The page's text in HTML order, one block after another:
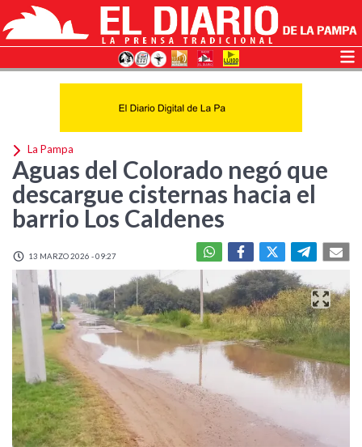
La Pampa
Aguas del Colorado negó que
descargue cisternas hacia el
barrio Los Caldenes
13 MARZO 2026 - 09:27